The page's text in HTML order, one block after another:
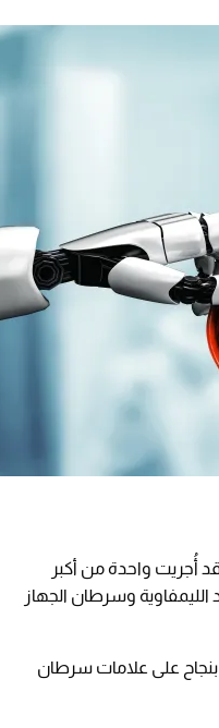
أُجريت واحدة من أكبر
وسرطان الجهاز
بنجاح على علامات سرطان